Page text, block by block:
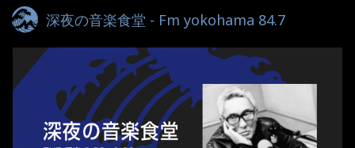
深夜の音楽食堂 - Fm yokohama 84.7